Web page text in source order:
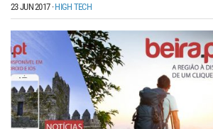
23 JUN 2017·HIGH TECH